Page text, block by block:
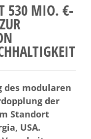
530 MIO. €-I
B
des modularen
der
Standort
USA.